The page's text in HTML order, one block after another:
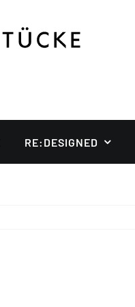
RE:DESIGNED